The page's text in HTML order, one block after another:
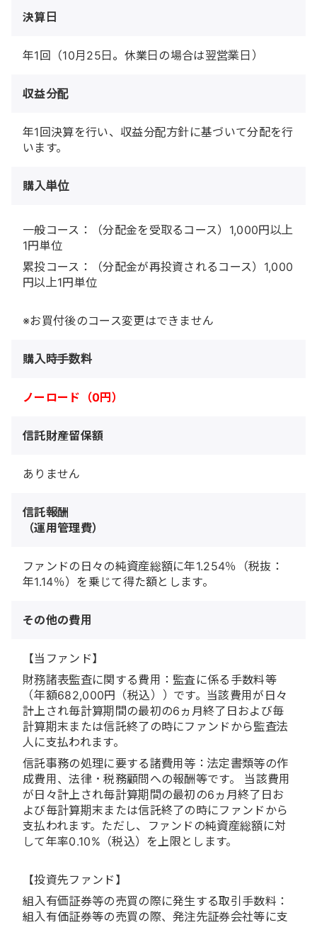
決算日
年1回（10月25日。休業日の場合は翌営業日）
収益分配
年1回決算を行い、収益分配方針に基づいて分配を行
います。
購入単位
一般コース：（分配金を受取るコース）1,000円以上
1円単位
累投コース：（分配金が再投資されるコース）1,000
円以上1円単位
※お買付後のコース変更はできません
購入時手数料
ノーロード（0円）
信託財産留保額
ありません
信託報酬
（運用管理費）
ファンドの日々の純資産総額に年1.254％（税抜：
年1.14％）を乗じて得た額とします。
その他の費用
【当ファンド】
財務諸表監査に関する費用：監査に係る手数料等
（年額682,000円（税込））です。当該費用が日々
計上され毎計算期間の最初の6ヵ月終了日および毎
計算期末または信託終了の時にファンドから監査法
人に支払われます。
信託事務の処理に要する諸費用等：法定書類等の作
成費用、法律・税務顧問への報酬等です。 当該費用
が日々計上され毎計算期間の最初の6ヵ月終了日お
よび毎計算期末または信託終了の時にファンドから
支払われます。ただし、ファンドの純資産総額に対
して年率0.10%（税込）を上限とします。
【投資先ファンド】
組入有価証券等の売買の際に発生する取引手数料：
組入有価証券等の売買の際、発注先証券会社等に支